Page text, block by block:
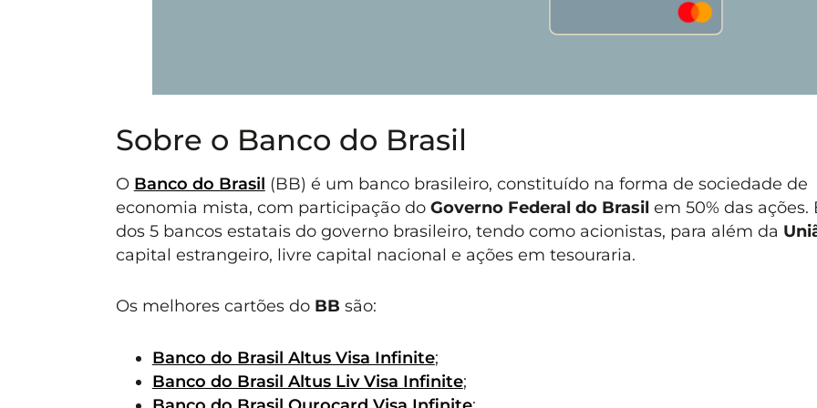
Sobre o Banco do Brasil
O Banco do Brasil (BB) é um banco brasileiro, constituído na forma de sociedade de
economia mista, com participação do Governo Federal do Brasilem 50% das ações.
dos 5 bancos estatais do governo brasileiro, tendo como acionistas, para além da
capital estrangeiro, livre capital nacional e ações em tesouraria.
Os melhores cartões do BB são:
Banco do Brasil Altus Visa Infinite;
Banco do Brasil Altus Liv Visa Infinite;